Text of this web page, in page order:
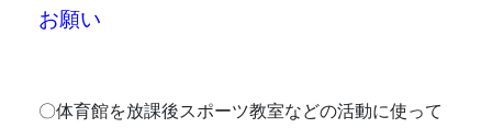
お願い
〇体育館を放課後スポーツ教室などの活動に使って